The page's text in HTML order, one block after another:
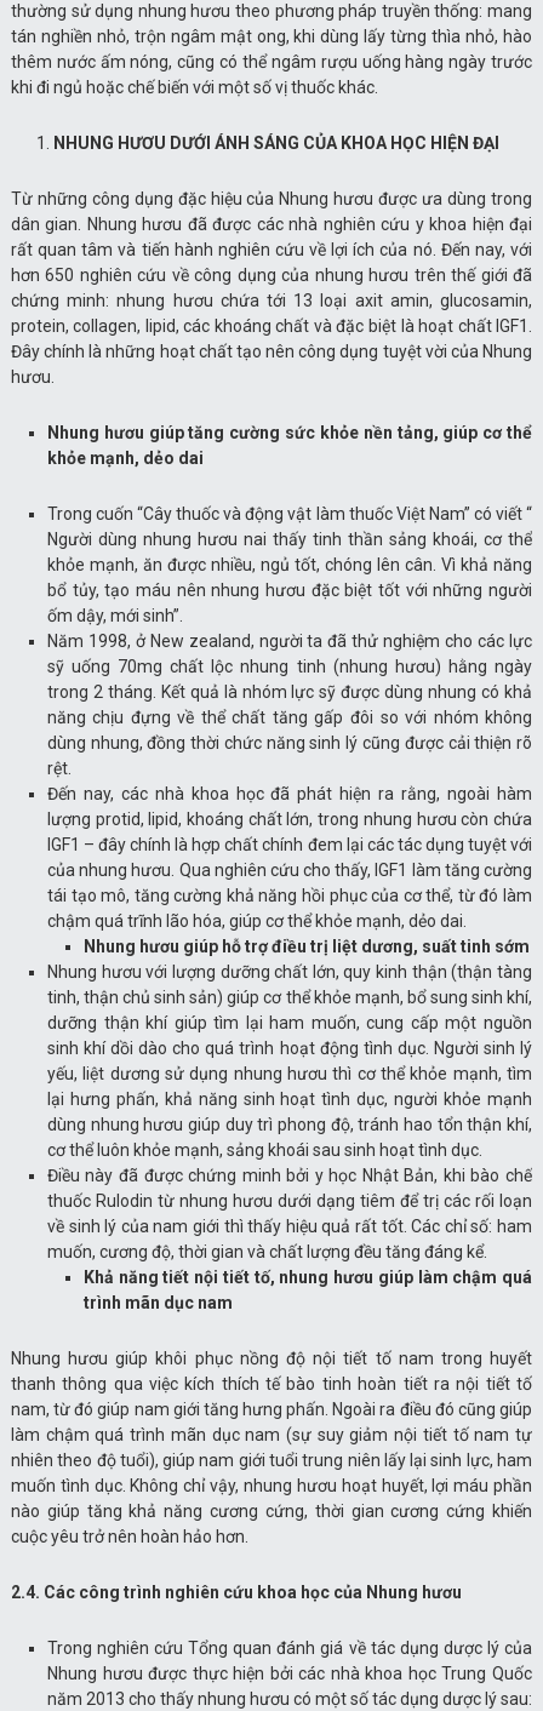
thường sử dụng nhung hươu theo phương pháp truyền thống: mang
tán nghiền nhỏ, trộn ngâm mật ong, khi dùng lấy từng thìa nhỏ, hào
thêm nước ấm nóng, cũng có thể ngâm rượu uống hàng ngày trước
khi đi ngủ hoặc chế biến với một số vị thuốc khác.
NHUNG HƯƠU DƯỚI ÁNH SÁNG CỦA KHOA HỌC HIỆN ĐẠI
Từ những công dụng đặc hiệu của Nhung hươu được ưa dùng trong
dân gian. Nhung hươu đã được các nhà nghiên cứu y khoa hiện đại
rất quan tâm và tiến hành nghiên cứu về lợi ích của nó. Đến nay, với
hơn 650 nghiên cứu về công dụng của nhung hươu trên thế giới đã
chứng minh: nhung hươu chứa tới 13 loại axit amin, glucosamin,
protein, collagen, lipid, các khoáng chất và đặc biệt là hoạt chất IGF1.
Đây chính là những hoạt chất tạo nên công dụng tuyệt vời của Nhung
hươu.
Nhung hươu giúp tăng cường sức khỏe nền tảng, giúp cơ thể
khỏe mạnh, dẻo dai
Trong cuốn “Cây thuốc và động vật làm thuốc Việt Nam” có viết “
Người dùng nhung hươu nai thấy tinh thần sảng khoái, cơ thể
khỏe mạnh, ăn được nhiều, ngủ tốt, chóng lên cân. Vì khả năng
bổ tủy, tạo máu nên nhung hươu đặc biệt tốt với những người
ốm dậy, mới sinh”.
Năm 1998, ở New zealand, người ta đã thử nghiệm cho các lực
sỹ uống 70mg chất lộc nhung tinh (nhung hươu) hằng ngày
trong 2 tháng. Kết quả là nhóm lực sỹ được dùng nhung có khả
năng chịu đựng về thể chất tăng gấp đôi so với nhóm không
dùng nhung, đồng thời chức năng sinh lý cũng được cải thiện rõ
rệt.
Đến nay, các nhà khoa học đã phát hiện ra rằng, ngoài hàm
lượng protid, lipid, khoáng chất lớn, trong nhung hươu còn chứa
IGF1 – đây chính là hợp chất chính đem lại các tác dụng tuyệt với
của nhung hươu. Qua nghiên cứu cho thấy, IGF1 làm tăng cường
tái tạo mô, tăng cường khả năng hồi phục của cơ thể, từ đó làm
chậm quá trĩnh lão hóa, giúp cơ thể khỏe mạnh, dẻo dai.
Nhung hươu giúp hỗ trợ điều trị liệt dương, suất tinh sớm
Nhung hươu với lượng dưỡng chất lớn, quy kinh thận (thận tàng
tinh, thận chủ sinh sản) giúp cơ thể khỏe mạnh, bổ sung sinh khí,
dưỡng thận khí giúp tìm lại ham muốn, cung cấp một nguồn
sinh khí dồi dào cho quá trình hoạt động tình dục. Người sinh lý
yếu, liệt dương sử dụng nhung hươu thì cơ thể khỏe mạnh, tìm
lại hưng phấn, khả năng sinh hoạt tình dục, người khỏe mạnh
dùng nhung hươu giúp duy trì phong độ, tránh hao tổn thận khí,
cơ thể luôn khỏe mạnh, sảng khoái sau sinh hoạt tình dục.
Điều này đã được chứng minh bởi y học Nhật Bản, khi bào chế
thuốc Rulodin từ nhung hươu dưới dạng tiêm để trị các rối loạn
về sinh lý của nam giới thì thấy hiệu quả rất tốt. Các chỉ số: ham
muốn, cương độ, thời gian và chất lượng đều tăng đáng kể.
Khả năng tiết nội tiết tố, nhung hươu giúp làm chậm quá
trình mãn dục nam
Nhung hươu giúp khôi phục nồng độ nội tiết tố nam trong huyết
thanh thông qua việc kích thích tế bào tinh hoàn tiết ra nội tiết tố
nam, từ đó giúp nam giới tăng hưng phấn. Ngoài ra điều đó cũng giúp
làm chậm quá trình mãn dục nam (sự suy giảm nội tiết tố nam tự
nhiên theo độ tuổi), giúp nam giới tuổi trung niên lấy lại sinh lực, ham
muốn tình dục. Không chỉ vậy, nhung hươu hoạt huyết, lợi máu phần
nào giúp tăng khả năng cương cứng, thời gian cương cứng khiến
cuộc yêu trở nên hoàn hảo hơn.
2.4. Các công trình nghiên cứu khoa học của Nhung hươu
Trong nghiên cứu Tổng quan đánh giá về tác dụng dược lý của
Nhung hươu được thực hiện bởi các nhà khoa học Trung Quốc
năm 2013 cho thấy nhung hươu có một số tác dụng dược lý sau: